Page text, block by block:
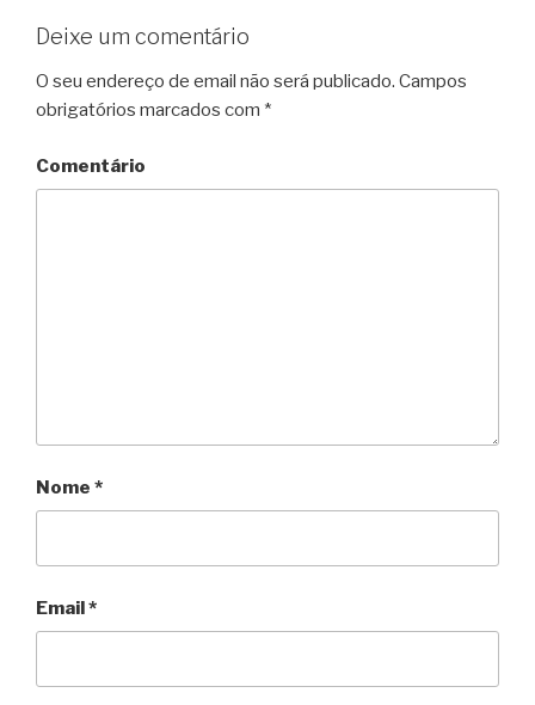
Deixe um comentário
O seu endereço de email não será publicado. Campos
obrigatórios marcados com *
Comentário
Nome *
Email*